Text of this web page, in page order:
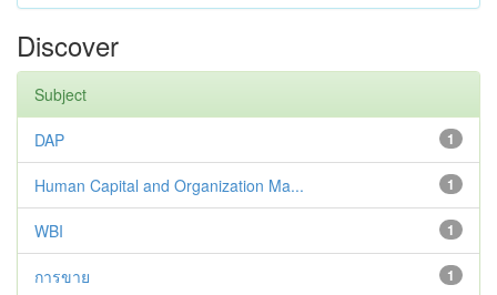
Discover
Subject
1
DAP
1
Human Capital and Organization Ma...
1
WBI
1
การขาย